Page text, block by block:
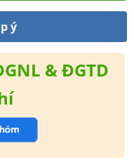
ý
& ĐGTD